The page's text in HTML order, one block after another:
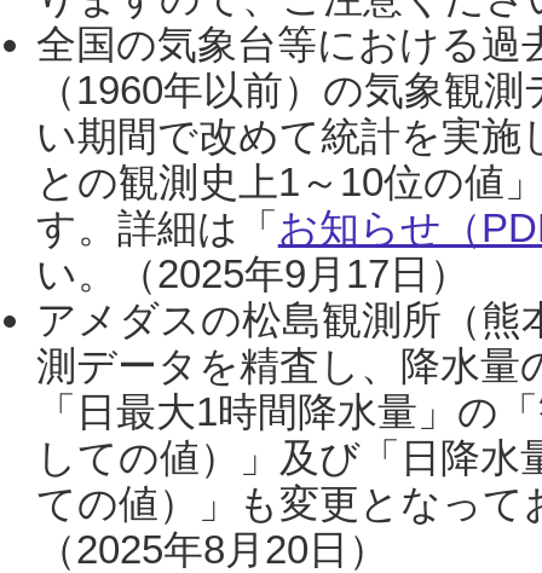
全国の気象台等における過
（1960年以前）の気象観
い期間で改めて統計を実
との観測史上1～10位の値
す。詳細は「 お知らせ（
い。（2025年9月17日）
アメダスの松島観測所（熊
測データを精査し、降水
「日最大1時間降水量」の
しての値）」及び「日降
ての値）」も変更となっ
（2025年8月20日）